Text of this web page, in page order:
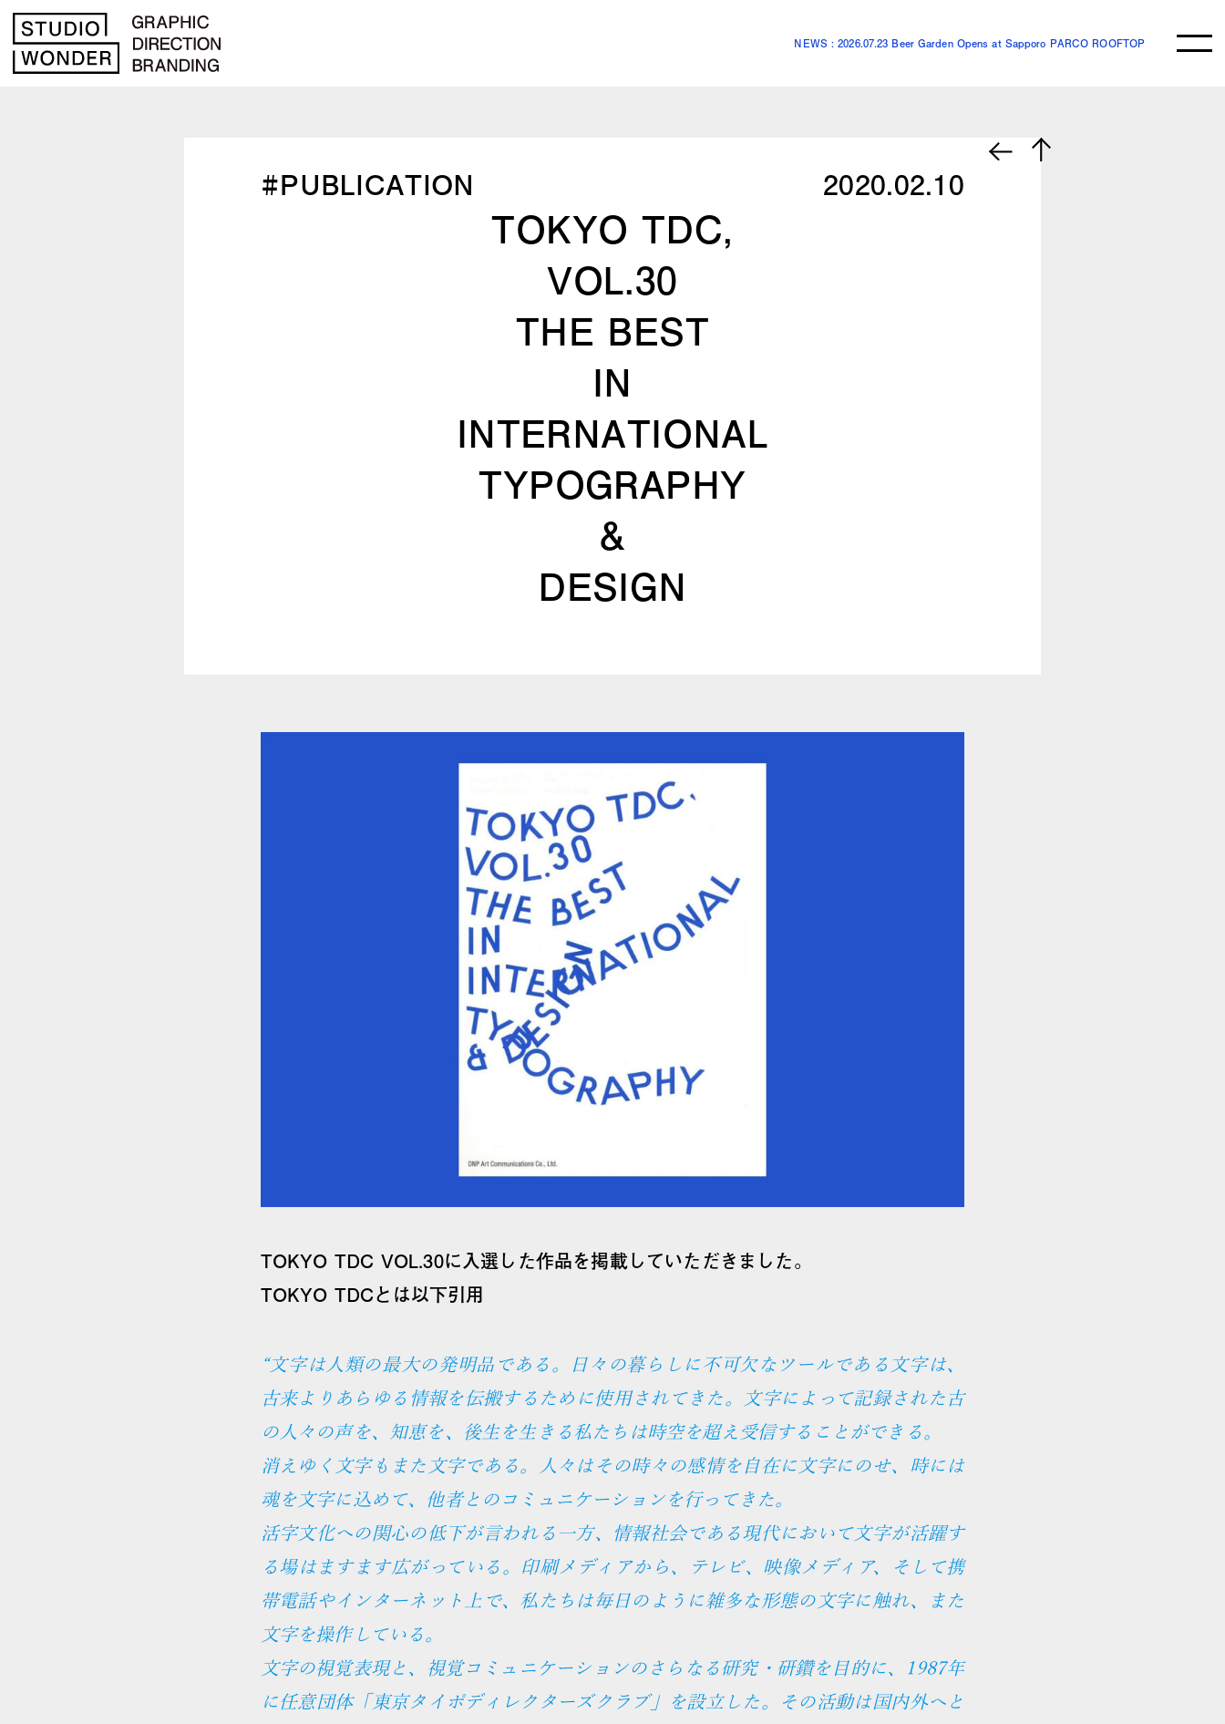
NEWS : 2026.07.23 Beer Garden Opens at Sapporo PARCO ROOFTOP
#PUBLICATION 2020.02.10
TOKYO TDC,
VOL.30
THE BEST
IN
INTERNATIONAL
TYPOGRAPHY
&
DESIGN
TOKYO TDC VOL.30に入選した作品を掲載していただきました。
TOKYO TDCとは以下引用
文字は人類の最大の発明品である。日々の暮らしに不可欠なツールである文字は、
古来よりあらゆる情報を伝搬するために使用されてきた。文字によって記録された古
の人々の声を、知恵を、後生を生きる私たちは時空を超え受信することができる。
消えゆく文字もまた文字である。人々はその時々の感情を自在に文字にのせ、時には
魂を文字に込めて、他者とのコミュニケーションを行ってきた。
活字文化への関心の低下が言われる一方、情報社会である現代において文字が活躍す
る場はますます広がっている。印刷メディアから、テレビ、映像メディア、そして携
帯電話やインターネット上で、私たちは毎日のように雑多な形態の文字に触れ、また
文字を操作している。
文字の視覚表現と、視覚コミュニケーションのさらなる研究・研鑽を目的に、1987年
に任意団体「東京タイポディレクターズクラブ」を設立した。その活動は国内外へと